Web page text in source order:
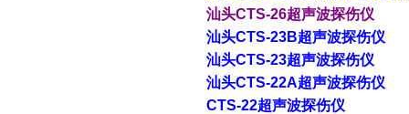
汕头CTS-26超声波探伤仪
汕头CTS-23B超声波探伤仪
汕头CTS-23超声波探伤仪
汕头CTS-22A超声波探伤仪
CTS-22超声波探伤仪